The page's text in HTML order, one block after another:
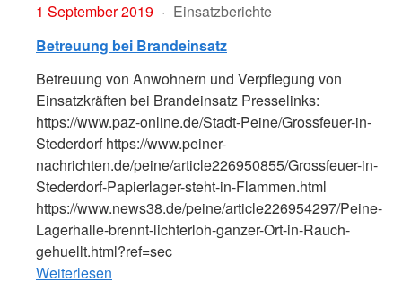
1 September 2019
Einsatzberichte
Betreuung bei Brandeinsatz
Betreuung von Anwohnern und Verpflegung von
Einsatzkräften bei Brandeinsatz Presselinks:
https://www.paz-online.de/Stadt-Peine/Grossfeuer-in-
Stederdorf https://www.peiner-
nachrichten.de/peine/article226950855/Grossfeuer-in-
Stederdorf-Papierlager-steht-in-Flammen.html
https://www.news38.de/peine/article226954297/Peine-
Lagerhalle-brennt-lichterloh-ganzer-Ort-in-Rauch-
gehuellt.html?ref=sec
Weiterlesen